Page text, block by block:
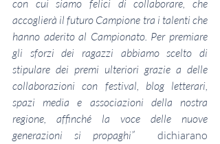
con cui siamo felici di collaborare, che
accoglierà il futuro Campione tra i talenti che
hanno aderito al Campionato. Per premiare
gli sforzi dei ragazzi abbiamo scelto di
stipulare dei premi ulteriori grazie a delle
collaborazioni con festival, blog letterari,
spazi media e associazioni della nostra
regione, affinché la voce delle nuove
generazioni si propaghi”
dichiarano